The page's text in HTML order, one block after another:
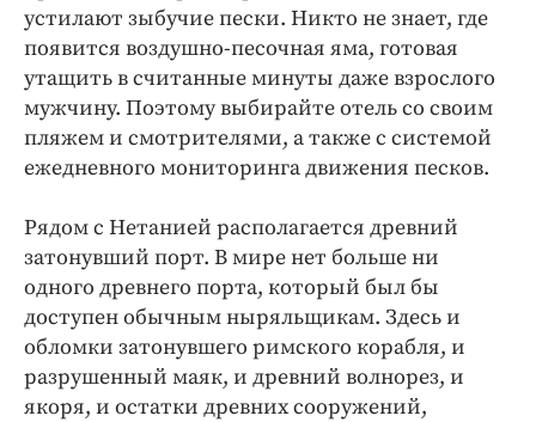
устилают зыбучие пески. Никто не знает, где
появится воздушно-песочная яма, готовая
утащить в считанные минуты даже взрослого
мужчину. Поэтому выбирайте отель со своим
пляжем и смотрителями, а также с системой
ежедневного мониторинга движения песков.
Рядом с Нетанией располагается древний
затонувший порт. В мире нет больше ни
одного древнего порта, который был бы
доступен обычным ныряльщикам. Здесь и
обломки затонувшего римского корабля, и
разрушенный маяк, и древний волнорез, и
якоря, и остатки древних сооружений,